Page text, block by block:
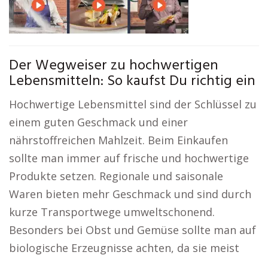
Der Wegweiser zu hochwertigen
Lebensmitteln: So kaufst Du richtig ein
Hochwertige Lebensmittel sind der Schlüssel zu
einem guten Geschmack und einer
nährstoffreichen Mahlzeit. Beim Einkaufen
sollte man immer auf frische und hochwertige
Produkte setzen. Regionale und saisonale
Waren bieten mehr Geschmack und sind durch
kurze Transportwege umweltschonend.
Besonders bei Obst und Gemüse sollte man auf
biologische Erzeugnisse achten, da sie meist